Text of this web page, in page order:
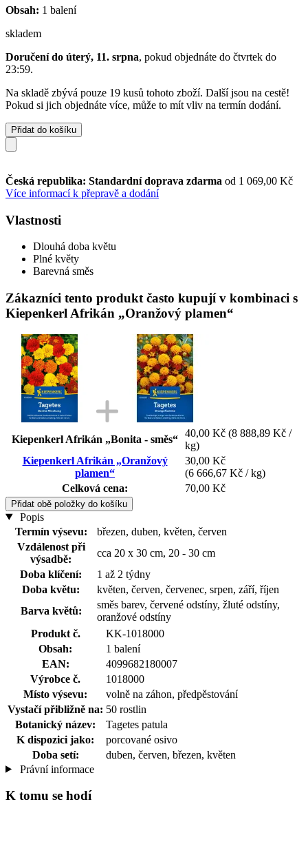
Obsah: 1 balení
skladem
Doručení do úterý, 11. srpna, pokud objednáte do čtvrtek do
23:59.
Na skladě zbývá pouze 19 kusů tohoto zboží. Další jsou na cestě!
Pokud si jich objednáte více, může to mít vliv na termín dodání.
Přidat do košíku
Česká republika: Standardní doprava zdarma od 1 069,00 Kč
Více informací k přepravě a dodání
Vlastnosti
Dlouhá doba květu
Plné květy
Barevná směs
Zákazníci tento produkt často kupují v kombinaci s
Kiepenkerl Afrikán „Oranžový plamen“
Kiepenkerl Afrikán „Bonita - směs“
40,00 Kč (8 888,89 Kč /
kg)
Kiepenkerl Afrikán „Oranžový
plamen“
30,00 Kč
(6 666,67 Kč / kg)
Celková cena:
70,00 Kč
Přidat obě položky do košíku
Popis
Termín výsevu:
březen, duben, květen, červen
Vzdálenost při
výsadbě:
cca 20 x 30 cm, 20 - 30 cm
Doba klíčení:
1 až 2 týdny
Doba květu:
květen, červen, červenec, srpen, září, říjen
Barva květů:
směs barev, červené odstíny, žluté odstíny,
oranžové odstíny
Produkt č.
KK-1018000
Obsah:
1 balení
EAN:
4099682180007
Výrobce č.
1018000
Místo výsevu:
volně na záhon, předpěstování
Vystačí přibližně na: 50 rostlin
Botanický název:
Tagetes patula
K dispozici jako:
porcované osivo
Doba setí:
duben, červen, březen, květen
Právní informace
K tomu se hodí